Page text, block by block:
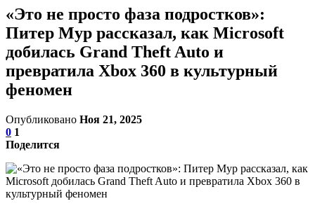
«Это не просто фаза подростков»:
Питер Мур рассказал, как Microsoft
добилась Grand Theft Auto и
превратила Xbox 360 в культурный
феномен
Опубликовано Ноя 21, 2025
0 1
Поделится